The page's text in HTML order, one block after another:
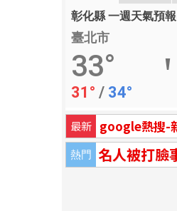
彰化縣 一週天氣預
臺北市
33°
31° / 34°
最新 google熱搜-
熱門 名人被打臉